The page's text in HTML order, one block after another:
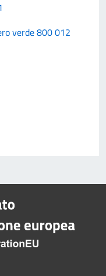
verde 800 012